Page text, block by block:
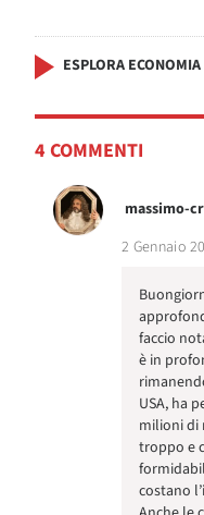
ESPLORA
4 COMMENTI
massimo-
2 Gennaio
faccio
è in
USA, ha
milioni di
troppo e
costano